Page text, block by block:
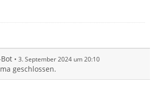
3. September 2024 um 20:10
geschlossen.